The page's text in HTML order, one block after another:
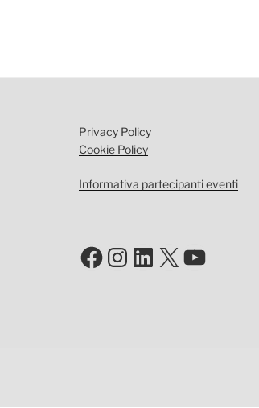
Privacy Policy
Cookie Policy
Informativa partecipanti eventi
Facebook
Instagram
LinkedIn
X